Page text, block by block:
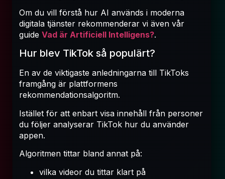
Om du vill förstå hur AI används i moderna
digitala tjänster rekommenderar vi även vår
guide Vad är Artificiell Intelligens?.
Hur blev TikTok så populärt?
En av de viktigaste anledningarna till TikToks
framgång är plattformens
rekommendationsalgoritm.
Istället för att enbart visa innehåll från personer
du följer analyserar TikTok hur du använder
appen.
Algoritmen tittar bland annat på:
vilka videor du tittar klart på